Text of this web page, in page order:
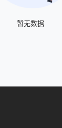
暂无数据